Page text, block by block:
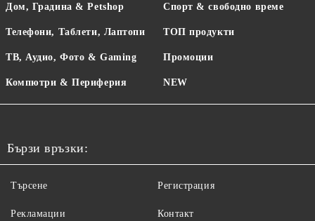
Дом, Градина & Petshop
Телефони, Таблети, Лаптопи
ТВ, Аудио, Фото & Gaming
Компютри & Периферия
Спорт & свободно време
ТОП продукти
Промоции
NEW
Бързи връзки:
Търсене
Рекламации
Регистрация
Контакт